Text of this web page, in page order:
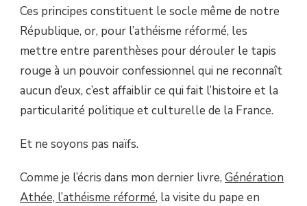
Ces principes constituent le socle même de notre
République, or, pour l’athéisme réformé, les
mettre entre parenthèses pour dérouler le tapis
rouge à un pouvoir confessionnel qui ne reconnaît
aucun d’eux, c’est affaiblir ce qui fait l’histoire et la
particularité politique et culturelle de la France.
Et ne soyons pas naïfs.
Comme je l’écris dans mon dernier livre, Génération
Athée, l’athéisme réformé, la visite du pape en